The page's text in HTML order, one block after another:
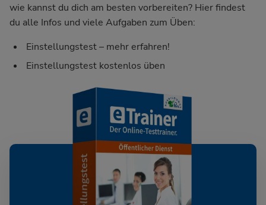
wie kannst du dich am besten vorbereiten? Hier findest
du alle Infos und viele Aufgaben zum Üben:
Einstellungstest – mehr erfahren!
Einstellungstest kostenlos üben